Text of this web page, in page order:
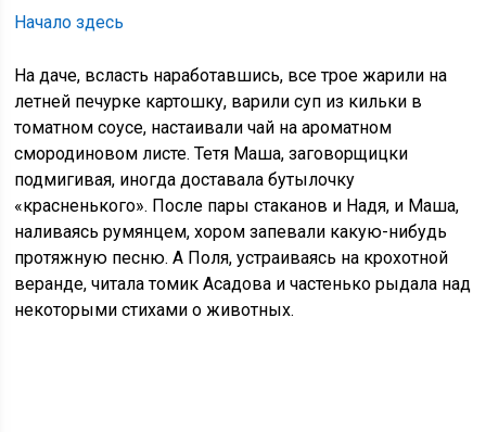
Начало здесь
На даче, всласть наработавшись, все трое жарили на
летней печурке картошку, варили суп из кильки в
томатном соусе, настаивали чай на ароматном
смородиновом листе. Тетя Маша, заговорщицки
подмигивая, иногда доставала бутылочку
«красненького». После пары стаканов и Надя, и Маша,
наливаясь румянцем, хором запевали какую-нибудь
протяжную песню. А Поля, устраиваясь на крохотной
веранде, читала томик Асадова и частенько рыдала над
некоторыми стихами о животных.